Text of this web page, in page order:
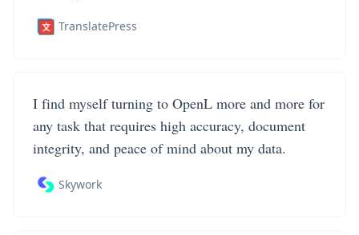
TranslatePress
I find myself turning to OpenL more and more for
any task that requires high accuracy, document
integrity, and peace of mind about my data.
Skywork